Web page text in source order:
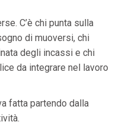
C’è chi punta sulla
di muoversi, chi
degli incassi e chi
da integrare nel lavoro
fatta partendo dalla